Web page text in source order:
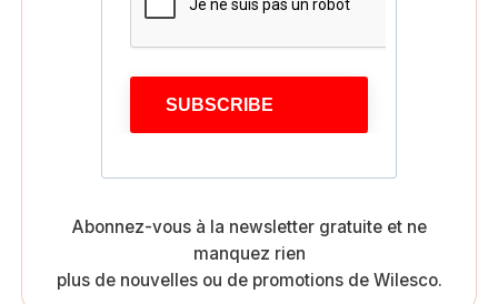
SUBSCRIBE
Abonnez-vous à la newsletter gratuite et ne
manquez rien
plus de nouvelles ou de promotions de Wilesco.